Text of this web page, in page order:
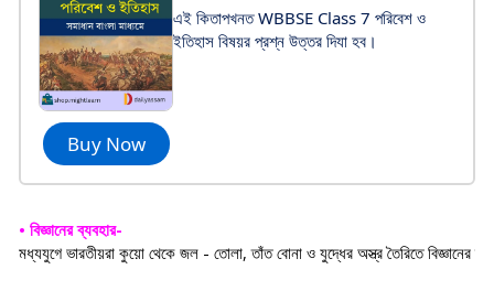
Buy Now
এই কিতাপখনত WBBSE Class 7 পরিবেশ ও
ইতিহাস বিষয়র প্রশ্ন উত্তর দিযা হব।
• বিজ্ঞানের ব্যবহার-
মধ্যযুগে ভারতীয়রা কুয়ো থেকে জল - তোলা, তাঁত বোনা ও যুদ্ধের অস্ত্র তৈরিতে বিজ্ঞানের